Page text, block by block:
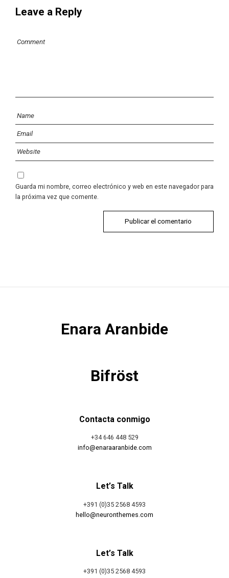
Leave a Reply
Guarda mi nombre, correo electrónico y web en este navegador para
la próxima vez que comente.
Enara Aranbide
Bifröst
Contacta conmigo
+34 646 448 529
info@enaraaranbide.com
Let’s Talk
+391 (0)35 2568 4593
hello@neuronthemes.com
Let’s Talk
+391 (0)35 2568 4593